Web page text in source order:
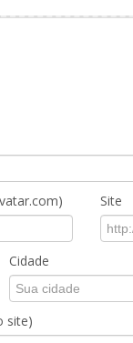
Site
Cidade
site)